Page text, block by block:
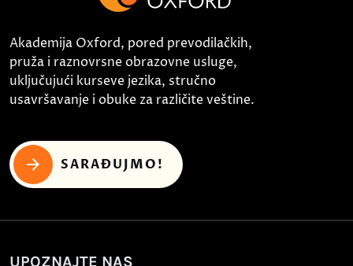
Akademija Oxford, pored prevodilačkih,
pruža i raznovrsne obrazovne usluge,
uključujući kurseve jezika, stručno
usavršavanje i obuke za različite veštine.
SARAĐUJMO!
UPOZNAJTE NAS